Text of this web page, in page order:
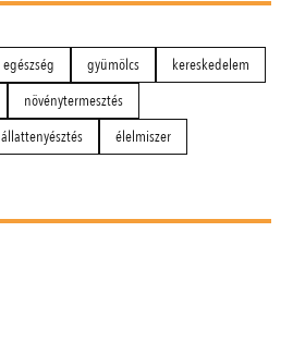
egészség gyümölcs
kereskedelem
növénytermesztés
állattenyésztés élelmiszer